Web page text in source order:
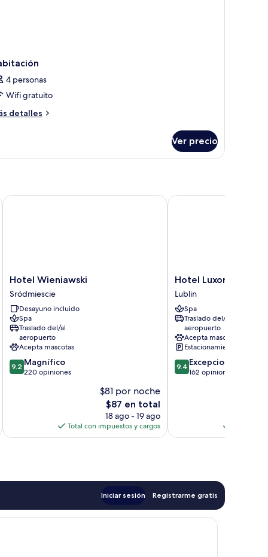
4 personas
Wifi gratuito
detalles
Ver precio
Hotel
Wieniawski
Sródmiescie
Hotel Wieniawski
Sródmiescie
Desayuno incluido
Spa
Traslado del/al
aeropuerto
Acepta mascotas
9.2
de
9.2 Magnífico
220 opiniones
$81 por noche
El
precio
actual
es
$87 en total
18 ago - 19 ago
Total con impuestos y cargos
Hotel Wieniawski
Hotel
Luxor
Lublin
Hotel Luxor
Lublin
Spa
Traslado del/al
aeropuerto
Acepta mascotas
Estacionamiento gratis
9.4
de
9.4 Excepcional
162 opiniones
Hotel Luxor
Iniciar sesión Registrarme gratis